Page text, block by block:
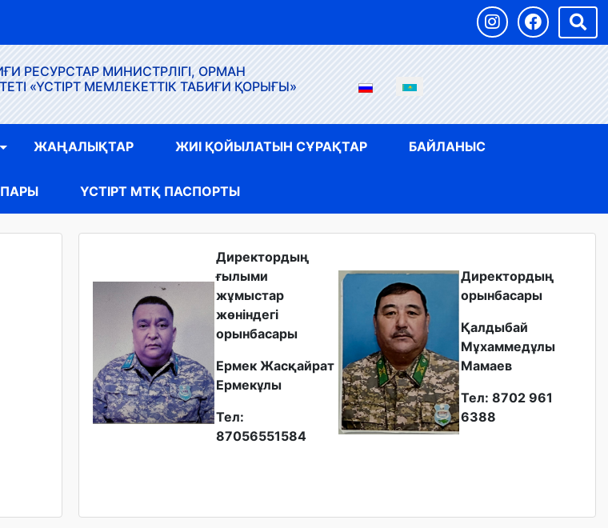
РЕСУРСТАР МИНИСТРЛІГІ, ОРМАН
«ҮСТІРТ МЕМЛЕКЕТТІК ТАБИҒИ ҚОРЫҒЫ»
ЖАҢАЛЫҚТАР ЖИІ ҚОЙЫЛАТЫН СҰРАҚТАР БАЙЛАНЫС
ҮСТІРТ МТҚ ПАСПОРТЫ
Директордың
ғылыми
жұмыстар
жөніндегі
орынбасары
Ермек Жасқайрат
Ермекұлы
Тел:
87056551584
Директордың
орынбасары
Қалдыбай
Мұхаммедұлы
Мамаев
Тел: 8702 961
6388